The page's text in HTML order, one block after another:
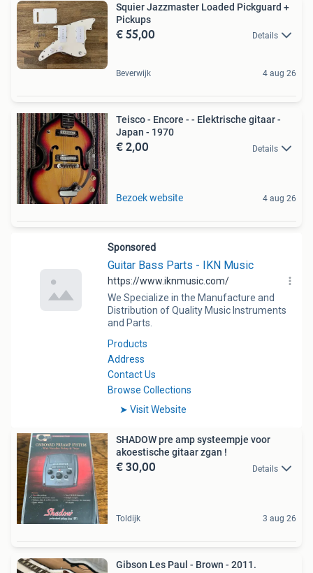
Squier Jazzmaster Loaded Pickguard +
Pickups
€ 55,00 Details
Beverwijk 4 aug 26
Teisco - Encore - - Elektrische gitaar -
Japan - 1970
€ 2,00 Details
Bezoek website 4 aug 26
SHADOW pre amp systeempje voor
akoestische gitaar zgan !
€ 30,00 Details
Toldijk 3 aug 26
Gibson Les Paul - Brown - 2011.